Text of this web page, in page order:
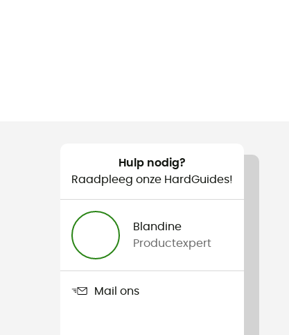
Hulp nodig?
Raadpleeg onze HardGuides!
Blandine
Productexpert
Mail ons